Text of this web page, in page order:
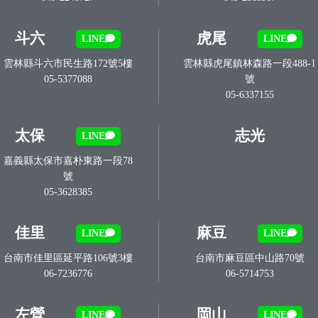
斗六 LINE
雲林縣斗六市民生路172號5樓
05-5377088
虎尾 LINE
雲林縣虎尾鎮林森路一段488-1
號
05-6337155
太保 LINE
嘉義縣太保市嘉朴東路一段78
號
05-3628385
志光
佳里 LINE
台南市佳里區延平路106號3樓
06-7236776
麻豆 LINE
台南市麻豆區中山路70號
06-5714753
左營 LINE 岡山 LINE